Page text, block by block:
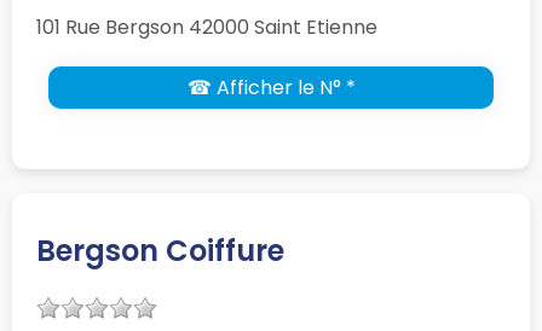
101 Rue Bergson 42000 Saint Etienne
☎ Afficher le N° *
Bergson Coiffure